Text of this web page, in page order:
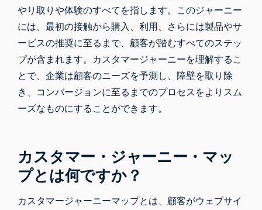
やり取りや体験のすべてを指します。このジャーニー
には、最初の接触から購入、利用、さらには製品やサ
ービスの推奨に至るまで、顧客が踏むすべてのステッ
プが含まれます。カスタマージャーニーを理解するこ
とで、企業は顧客のニーズを予測し、障壁を取り除
き、コンバージョンに至るまでのプロセスをよりスム
ーズなものにすることができます。
カスタマー・ジャーニー・マッ
プとは何ですか？
カスタマージャーニーマップとは、顧客がウェブサイ